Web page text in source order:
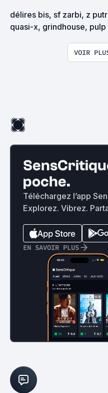
délires bis, sf zarbi, z
quasi-x, grindhouse, pulp
VOIR
poche.
Téléchargez l’app
Explorez. Vibrez.
EN SAVOIR PLUS